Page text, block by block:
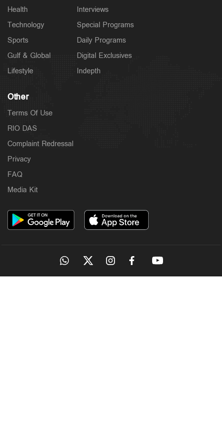
Health
Technology
Sports
Gulf & Global
Lifestyle
Interviews
Special Programs
Daily Programs
Digital Exclusives
Indepth
Other
Terms Of Use
RIO DAS
Complaint Redressal
Privacy
FAQ
Media Kit